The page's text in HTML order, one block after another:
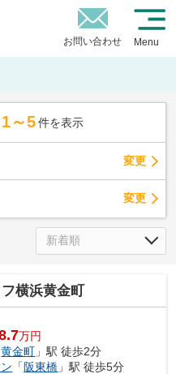
お問い合わせ Menu
1～5 件を表示
変更
変更
横浜黄金町
万円
黄金町 」駅 徒歩2分
「 阪東橋 」駅 徒歩5分